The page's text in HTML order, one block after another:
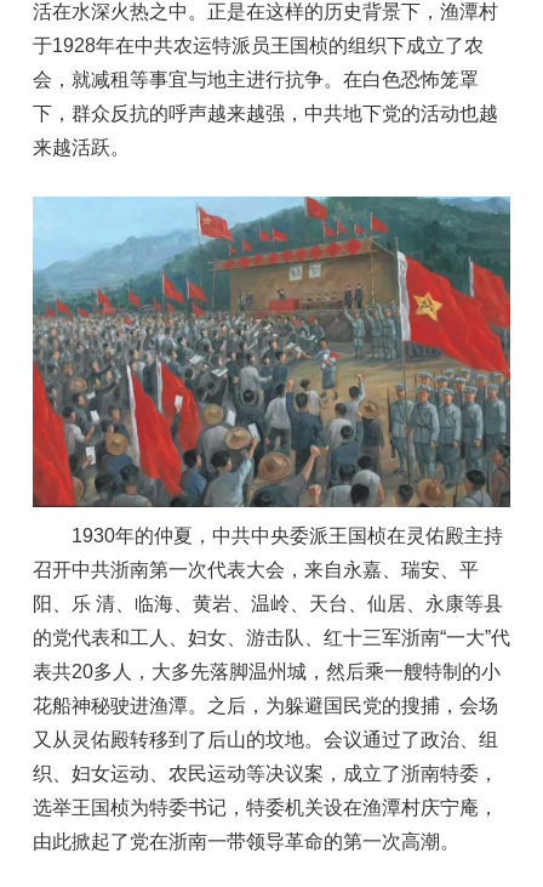
活在水深火热之中。正是在这样的历史背景下，渔潭村
于1928年在中共农运特派员王国桢的组织下成立了农
会，就减租等事宜与地主进行抗争。在白色恐怖笼罩
下，群众反抗的呼声越来越强，中共地下党的活动也越
来越活跃。
1930年的仲夏，中共中央委派王国桢在灵佑殿主持
召开中共浙南第一次代表大会，来自永嘉、瑞安、平
阳、乐 清、临海、黄岩、温岭、天台、仙居、永康等县
的党代表和工人、妇女、游击队、红十三军浙南“一大”代
表共20多人，大多先落脚温州城，然后乘一艘特制的小
花船神秘驶进渔潭。之后，为躲避国民党的搜捕，会场
又从灵佑殿转移到了后山的坟地。会议通过了政治、组
织、妇女运动、农民运动等决议案，成立了浙南特委，
选举王国桢为特委书记，特委机关设在渔潭村庆宁庵，
由此掀起了党在浙南一带领导革命的第一次高潮。